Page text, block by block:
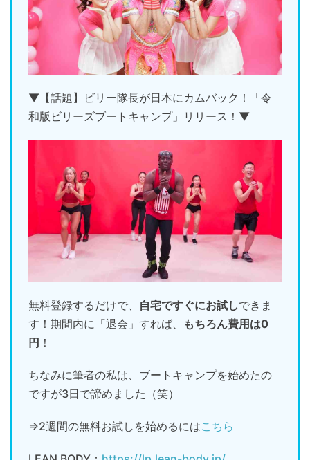
▼【話題】ビリー隊長が日本にカムバック！「令
和版ビリーズブートキャンプ」リリース！▼
無料登録するだけで、 自宅ですぐにお試しできま
す！期間内に「退会」すれば、
もちろん費用は0
円 ！
ちなみに筆者の私は、ブートキャンプを始めたの
ですが3日で諦めました（笑）
⇒2週間の無料お試しを始めるにはこちら